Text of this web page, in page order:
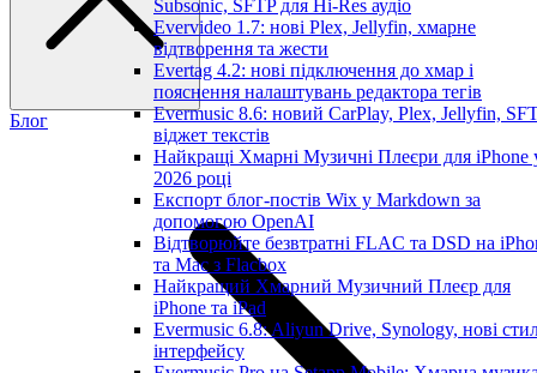
Subsonic, SFTP для Hi-Res аудіо
Evervideo 1.7: нові Plex, Jellyfin, хмарне
відтворення та жести
Evertag 4.2: нові підключення до хмар і
пояснення налаштувань редактора тегів
Evermusic 8.6: новий CarPlay, Plex, Jellyfin,
віджет текстів
Найкращі Хмарні Музичні Плеєри для iPhone
2026 році
Експорт блог-постів Wix у Markdown за
допомогою OpenAI
Відтворюйте безвтратні FLAC та DSD на
та Mac з Flacbox
Найкращий Хмарний Музичний Плеєр для
iPhone та iPad
Evermusic 6.8: Aliyun Drive, Synology, нові
інтерфейсу
Блог